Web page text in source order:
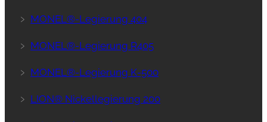
﹥ MONEL®-Legierung 404
﹥ MONEL®-Legierung R405
﹥ MONEL®-Legierung K-500
﹥ LION® Nickellegierung 200